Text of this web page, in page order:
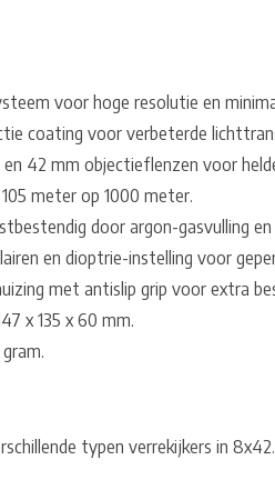
voor hoge resolutie en
coating voor verbeterde
42 mm objectieflenzen voor
meter op 1000 meter.
door argon-gasvulling
en dioptrie-instelling voor
met antislip grip voor extra
x 135 x 60 mm.
typen verrekijkers in